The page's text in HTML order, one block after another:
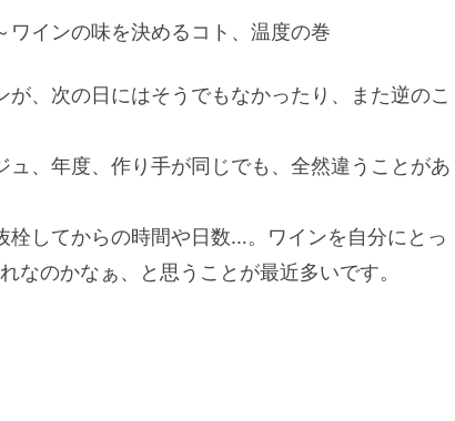
インの味を決めるコト、温度の巻
、次の日にはそうでもなかったり、また逆のこ
、年度、作り手が同じでも、全然違うことがあ
してからの時間や日数…。ワインを自分にとっ
なのかなぁ、と思うことが最近多いです。